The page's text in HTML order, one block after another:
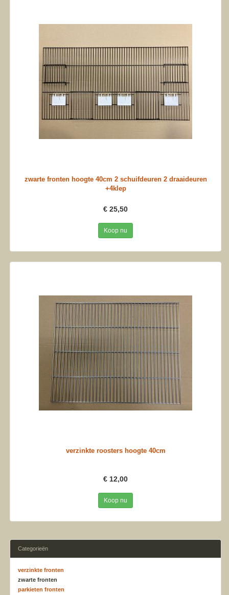
zwarte fronten hoogte 40cm 2 schuifdeuren 2 draaideuren
+4klep
€ 25,50
Koop nu
verzinkte roosters hoogte 40cm
€ 12,00
Koop nu
Categorieën
verzinkte fronten
zwarte fronten
parkieten fronten